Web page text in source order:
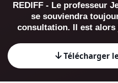
REDIFF - Le professeur
se souviendra
consultation. Il est alors
jeune femme de 25
douleurs thoraciques. La description de sa douleur
est très précise et lui fait
Télécharger